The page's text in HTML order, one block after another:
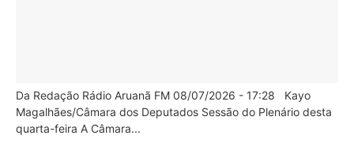
Da Redação Rádio Aruanã FM 08/07/2026 - 17:28 Kayo
Magalhães/Câmara dos Deputados Sessão do Plenário desta
quarta-feira A Câmara...